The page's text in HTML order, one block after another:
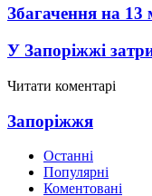
Збагачення на
У Запоріжжі
Читати коментарі
Запоріжжя
Останні
Популярні
Коментовані